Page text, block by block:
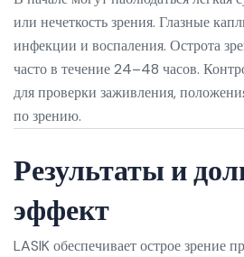
или нечеткость зрения. Глазные
инфекции и воспаления. Острота
часто в течение 24–48 часов.
для проверки заживления,
по зрению.
Результаты и
эффект
LASIK обеспечивает острое зрение